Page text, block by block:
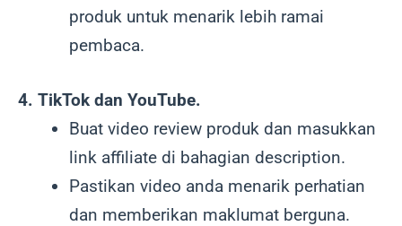
produk untuk menarik lebih ramai
pembaca.
4. TikTok dan YouTube.
Buat video review produk dan masukkan
link affiliate di bahagian description.
Pastikan video anda menarik perhatian
dan memberikan maklumat berguna.